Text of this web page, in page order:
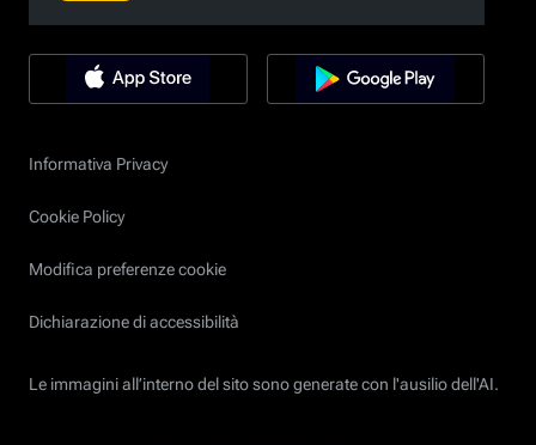
Informativa Privacy
Cookie Policy
Modifica preferenze cookie
Dichiarazione di accessibilità
Le immagini all’interno del sito sono generate con l'ausilio dell'AI.